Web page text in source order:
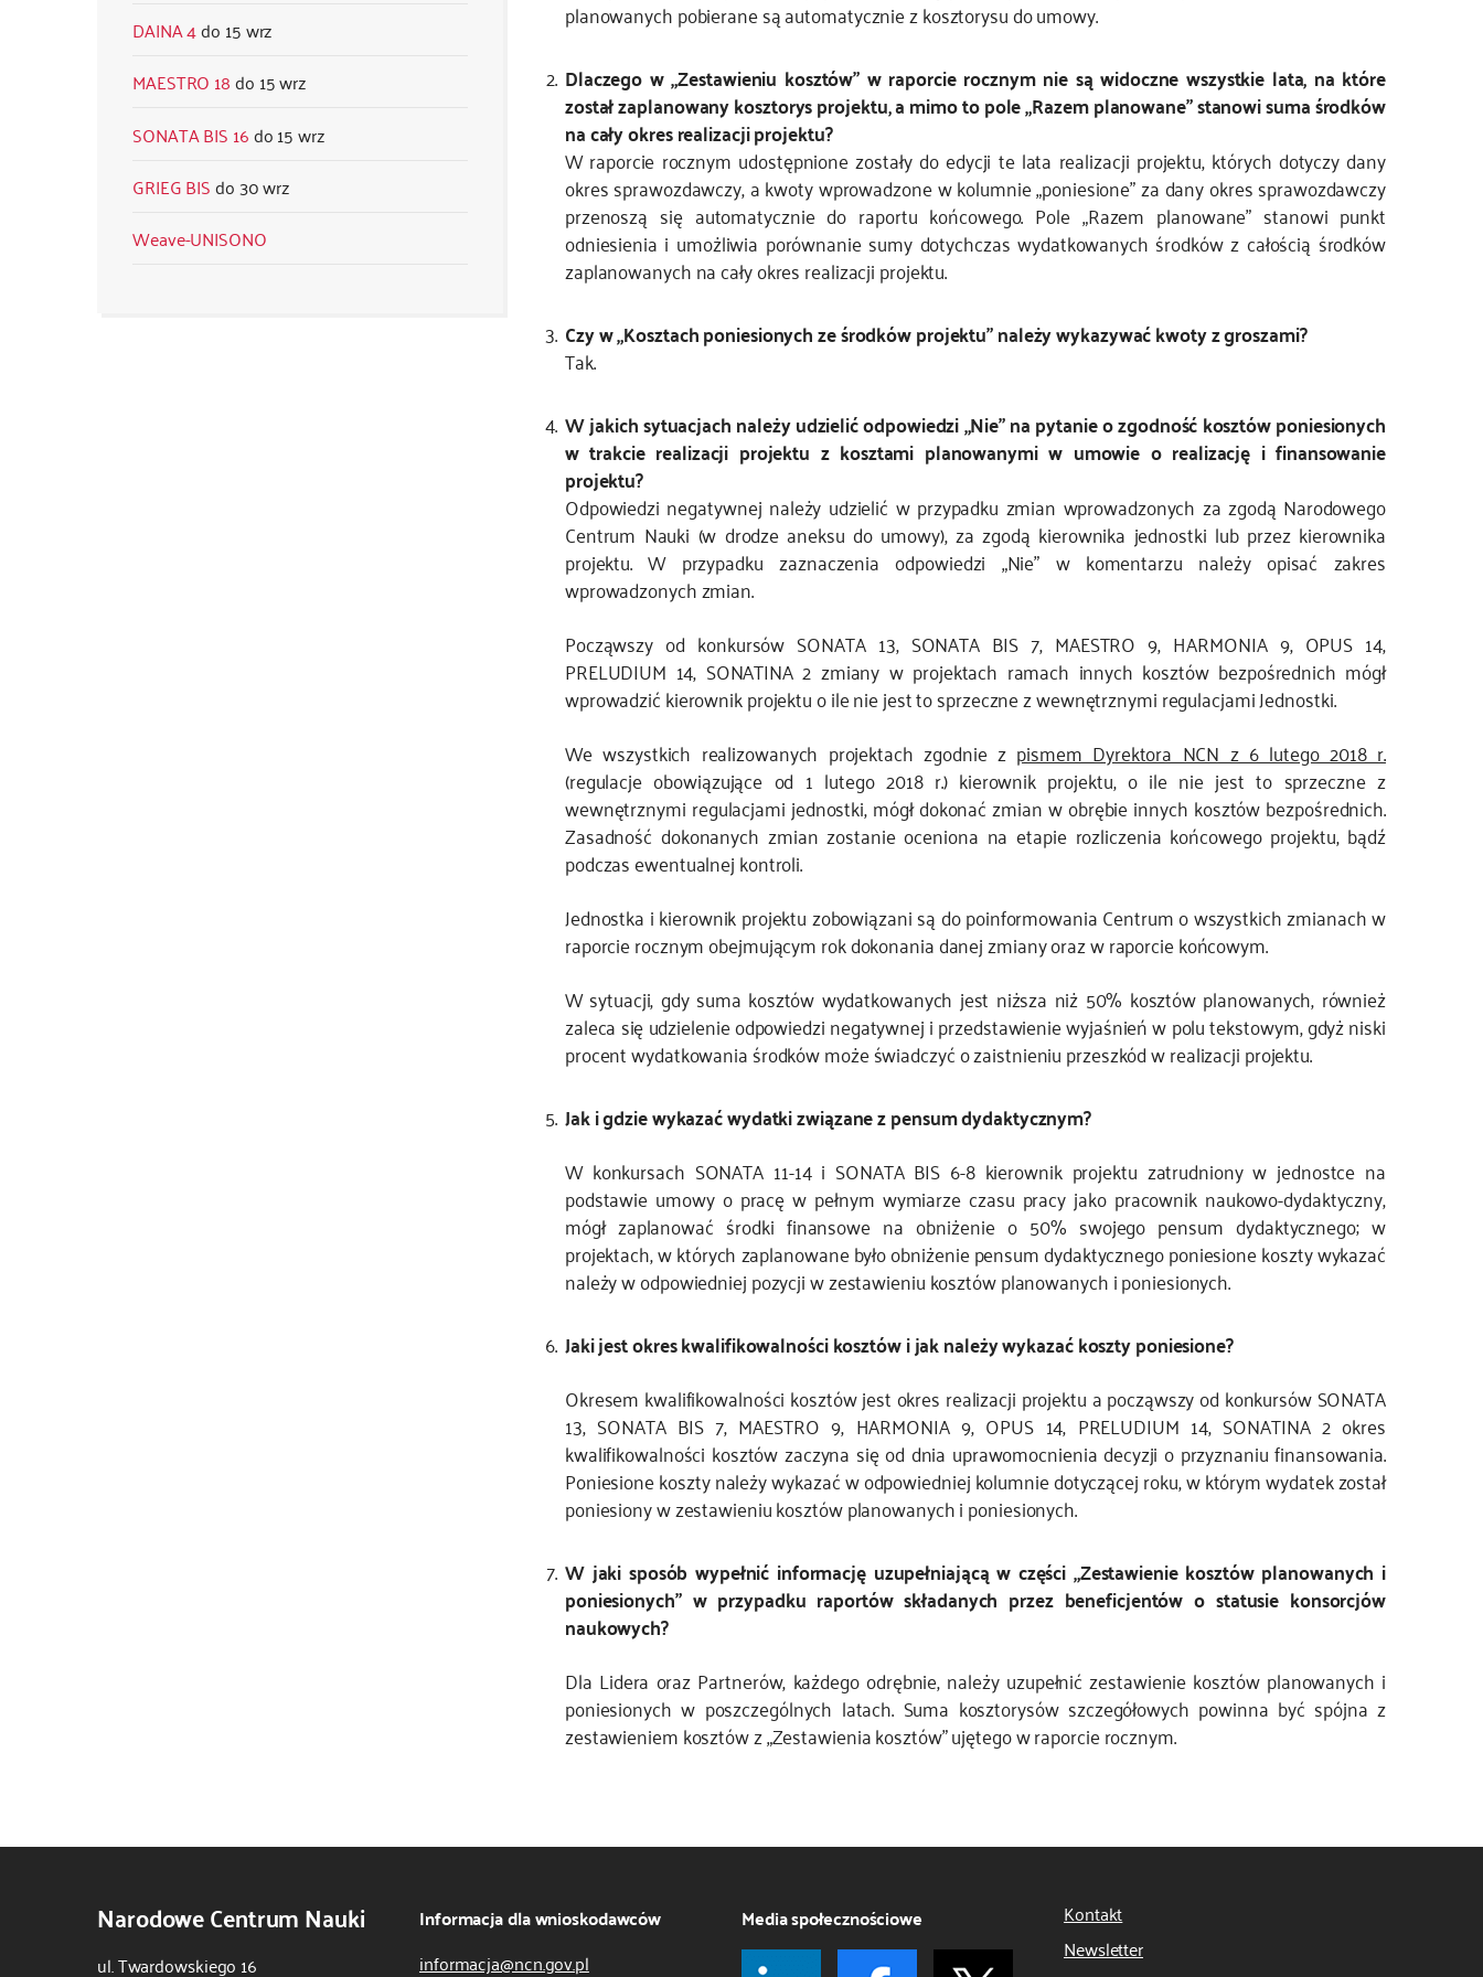
DAINA 4
15 wrz
MAESTRO 18
15 wrz
SONATA BIS 16
15 wrz
GRIEG BIS
30 wrz
Weave-UNISONO
planowanych pobierane są automatycznie z kosztorysu do umowy.
Dlaczego w „Zestawieniu kosztów” w raporcie rocznym nie są widoczne wszystkie lata, na które
został zaplanowany kosztorys projektu, a mimo to pole „Razem planowane” stanowi suma środków
na cały okres realizacji projektu?
W raporcie rocznym udostępnione zostały do edycji te lata realizacji projektu, których dotyczy dany
okres sprawozdawczy, a kwoty wprowadzone w kolumnie „poniesione” za dany okres sprawozdawczy
przenoszą się automatycznie do raportu końcowego. Pole „Razem planowane” stanowi punkt
odniesienia i umożliwia porównanie sumy dotychczas wydatkowanych środków z całością środków
zaplanowanych na cały okres realizacji projektu.
Czy w „Kosztach poniesionych ze środków projektu” należy wykazywać kwoty z groszami?
Tak.
W jakich sytuacjach należy udzielić odpowiedzi „Nie” na pytanie o zgodność kosztów poniesionych
w trakcie realizacji projektu z kosztami planowanymi w umowie o realizację i finansowanie
projektu?
Odpowiedzi negatywnej należy udzielić w przypadku zmian wprowadzonych za zgodą Narodowego
Centrum Nauki (w drodze aneksu do umowy), za zgodą kierownika jednostki lub przez kierownika
projektu. W przypadku zaznaczenia odpowiedzi „Nie” w komentarzu należy opisać zakres
wprowadzonych zmian.
Począwszy od konkursów SONATA 13, SONATA BIS 7, MAESTRO 9, HARMONIA 9, OPUS 14,
PRELUDIUM 14, SONATINA 2 zmiany w projektach ramach innych kosztów bezpośrednich mógł
wprowadzić kierownik projektu o ile nie jest to sprzeczne z wewnętrznymi regulacjami Jednostki.
We wszystkich realizowanych projektach zgodnie z pismem Dyrektora NCN z 6 lutego 2018 r.
(regulacje obowiązujące od 1 lutego 2018 r.) kierownik projektu, o ile nie jest to sprzeczne z
wewnętrznymi regulacjami jednostki, mógł dokonać zmian w obrębie innych kosztów bezpośrednich.
Zasadność dokonanych zmian zostanie oceniona na etapie rozliczenia końcowego projektu, bądź
podczas ewentualnej kontroli.
Jednostka i kierownik projektu zobowiązani są do poinformowania Centrum o wszystkich zmianach w
raporcie rocznym obejmującym rok dokonania danej zmiany oraz w raporcie końcowym.
W sytuacji, gdy suma kosztów wydatkowanych jest niższa niż 50% kosztów planowanych, również
zaleca się udzielenie odpowiedzi negatywnej i przedstawienie wyjaśnień w polu tekstowym, gdyż niski
procent wydatkowania środków może świadczyć o zaistnieniu przeszkód w realizacji projektu.
Jak i gdzie wykazać wydatki związane z pensum dydaktycznym?
W konkursach SONATA 11-14 i SONATA BIS 6-8 kierownik projektu zatrudniony w jednostce na
podstawie umowy o pracę w pełnym wymiarze czasu pracy jako pracownik naukowo-dydaktyczny,
mógł zaplanować środki finansowe na obniżenie o 50% swojego pensum dydaktycznego; w
projektach, w których zaplanowane było obniżenie pensum dydaktycznego poniesione koszty wykazać
należy w odpowiedniej pozycji w zestawieniu kosztów planowanych i poniesionych.
Jaki jest okres kwalifikowalności kosztów i jak należy wykazać koszty poniesione?
Okresem kwalifikowalności kosztów jest okres realizacji projektu a począwszy od konkursów SONATA
13, SONATA BIS 7, MAESTRO 9, HARMONIA 9, OPUS 14, PRELUDIUM 14, SONATINA 2 okres
kwalifikowalności kosztów zaczyna się od dnia uprawomocnienia decyzji o przyznaniu finansowania.
Poniesione koszty należy wykazać w odpowiedniej kolumnie dotyczącej roku, w którym wydatek został
poniesiony w zestawieniu kosztów planowanych i poniesionych.
W jaki sposób wypełnić informację uzupełniającą w części „Zestawienie kosztów planowanych i
poniesionych” w przypadku raportów składanych przez beneficjentów o statusie konsorcjów
naukowych?
Dla Lidera oraz Partnerów, każdego odrębnie, należy uzupełnić zestawienie kosztów planowanych i
poniesionych w poszczególnych latach. Suma kosztorysów szczegółowych powinna być spójna z
zestawieniem kosztów z „Zestawienia kosztów” ujętego w raporcie rocznym.
Narodowe Centrum Nauki
ul. Twardowskiego 16
Informacja dla wnioskodawców
informacja@ncn.gov.pl
Media społecznościowe
Kontakt
Newsletter